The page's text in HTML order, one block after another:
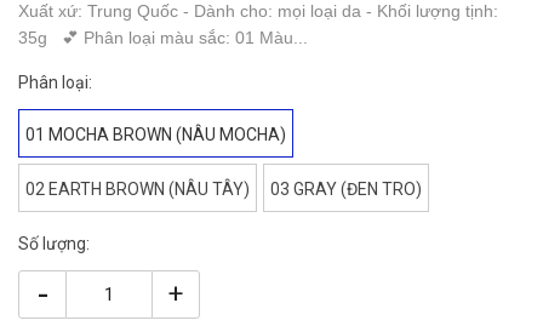
Xuất xứ: Trung Quốc - Dành cho: mọi loại da - Khối lượng tịnh:
35g 💕 Phân loại màu sắc: 01 Màu...
Phân loại:
01 MOCHA BROWN (NÂU MOCHA)
02 EARTH BROWN (NÂU TÂY) 03 GRAY (ĐEN TRO)
Số lượng:
- +